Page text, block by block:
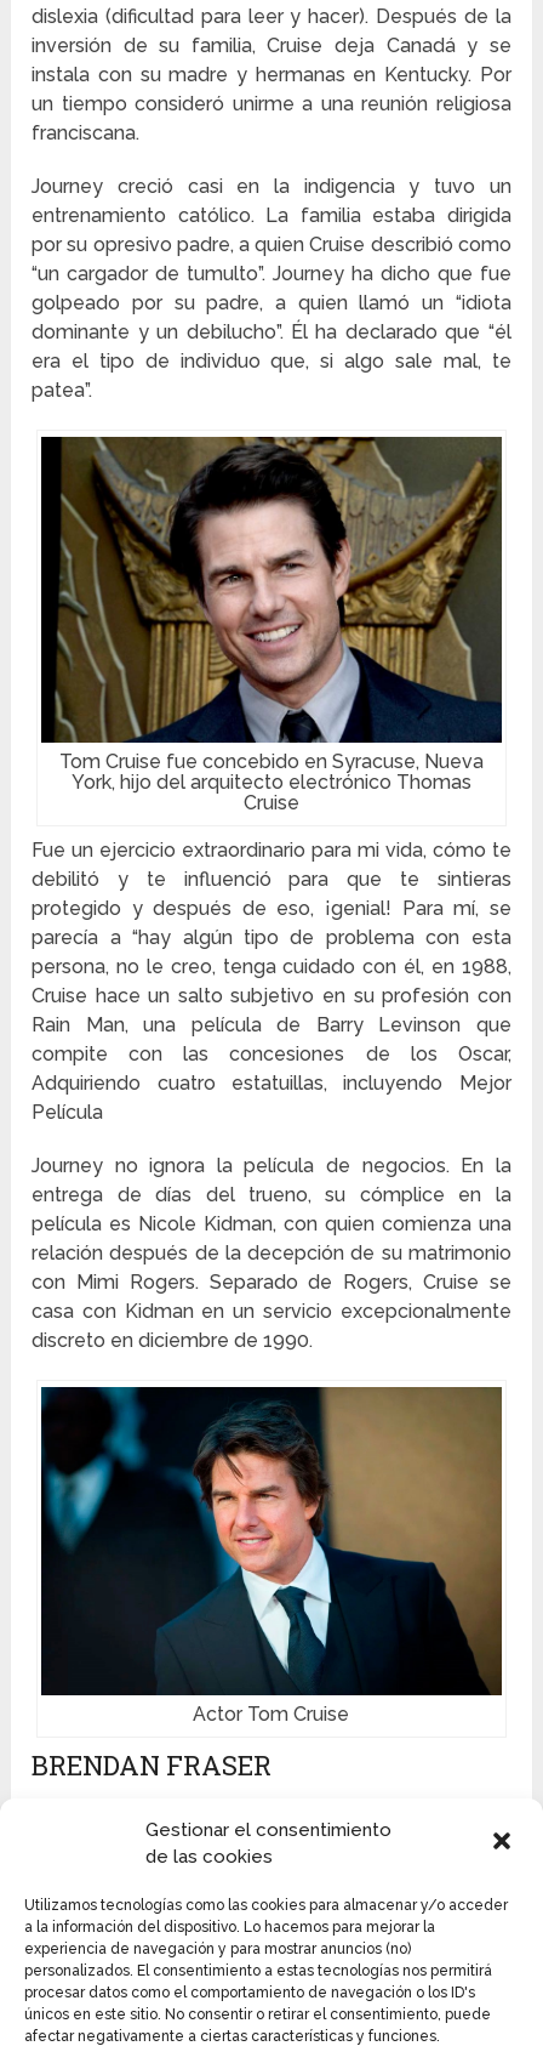
Gestionar el consentimiento
de las cookies
Utilizamos tecnologías como las cookies para almacenar y/o acceder
a la información del dispositivo. Lo hacemos para mejorar la
experiencia de navegación y para mostrar anuncios (no)
personalizados. El consentimiento a estas tecnologías nos permitirá
procesar datos como el comportamiento de navegación o los ID's
únicos en este sitio. No consentir o retirar el consentimiento, puede
afectar negativamente a ciertas características y funciones.
dislexia (dificultad para leer y hacer). Después de la
inversión de su familia, Cruise deja Canadá y se
instala con su madre y hermanas en Kentucky. Por
un tiempo consideró unirme a una reunión religiosa
franciscana.
Journey creció casi en la indigencia y tuvo un
entrenamiento católico. La familia estaba dirigida
por su opresivo padre, a quien Cruise describió como
“un cargador de tumulto”. Journey ha dicho que fue
golpeado por su padre, a quien llamó un “idiota
dominante y un debilucho”. Él ha declarado que “él
era el tipo de individuo que, si algo sale mal, te
patea”.
Tom Cruise fue concebido en Syracuse, Nueva
York, hijo del arquitecto electrónico Thomas
Cruise
Fue un ejercicio extraordinario para mi vida, cómo te
debilitó y te influenció para que te sintieras
protegido y después de eso, ¡genial! Para mí, se
parecía a “hay algún tipo de problema con esta
persona, no le creo, tenga cuidado con él, en 1988,
Cruise hace un salto subjetivo en su profesión con
Rain Man, una película de Barry Levinson que
compite con las concesiones de los Oscar,
Adquiriendo cuatro estatuillas, incluyendo Mejor
Película
Journey no ignora la película de negocios. En la
entrega de días del trueno, su cómplice en la
película es Nicole Kidman, con quien comienza una
relación después de la decepción de su matrimonio
con Mimi Rogers. Separado de Rogers, Cruise se
casa con Kidman en un servicio excepcionalmente
discreto en diciembre de 1990.
Actor Tom Cruise
BRENDAN FRASER
1968 en Indianápolis. Es hijo de dos canadienses,
un columnista que se desempeñó como funcionario
externo de la Oficina de Turismo del Gobierno, quien
tiene la ciudadanía de esa nación En su juventud
vivió en varias naciones, entre ellas Suiza, los Países
Bajos y Canadá.